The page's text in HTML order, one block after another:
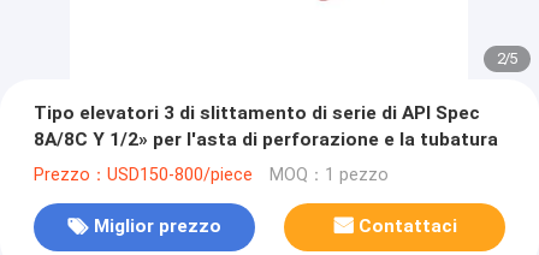
2/5
Tipo elevatori 3 di slittamento di serie di API Spec
8A/8C Y 1/2» per l'asta di perforazione e la tubatura
Prezzo：USD150-800/piece MOQ：1 pezzo
Miglior prezzo Contattaci